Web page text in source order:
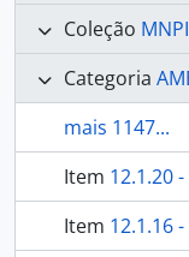
Coleção
Categoria AME
mais 1147...
Item 12.1.20
Item 12.1.16